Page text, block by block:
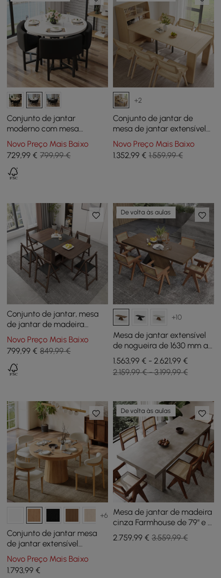
Conjunto de jantar
moderno com mesa
redonda de madeira
branca e 4 cadeiras pretas
Novo Preço Mais Baixo
729,99 € 799,99 €
+2
Conjunto de jantar de
mesa de jantar extensível
de 70,9" Natural com 6
cadeiras
Novo Preço Mais Baixo
1.352,99€ 1.559,99 €
Conjunto de jantar, mesa
de jantar de madeira
dobrável retangular
moderna de 59,1 polegadas
com 4 cadeiras
Novo Preço Mais Baixo
799,99 € 849,99 €
De volta às aulas
+10
Mesa de jantar extensível
de nogueira de 1630 mm a
2030 mm e 6 cadeiras de
jantar de rattan Walnut
Japandi
1.563,99 € - 2.621,99 €
2.159,99 € - 3.199,99 €
+6
Conjunto de jantar mesa
de jantar extensível
Japandi natural de 99-140
cm com 4 cadeiras
Novo Preço Mais Baixo
1.793,99 €
De volta às aulas
Mesa de jantar de madeira
cinza Farmhouse de 79" e 8
cadeiras de jantar de
rattan Walnut Japandi
2.759,99€ 3.559,99 €